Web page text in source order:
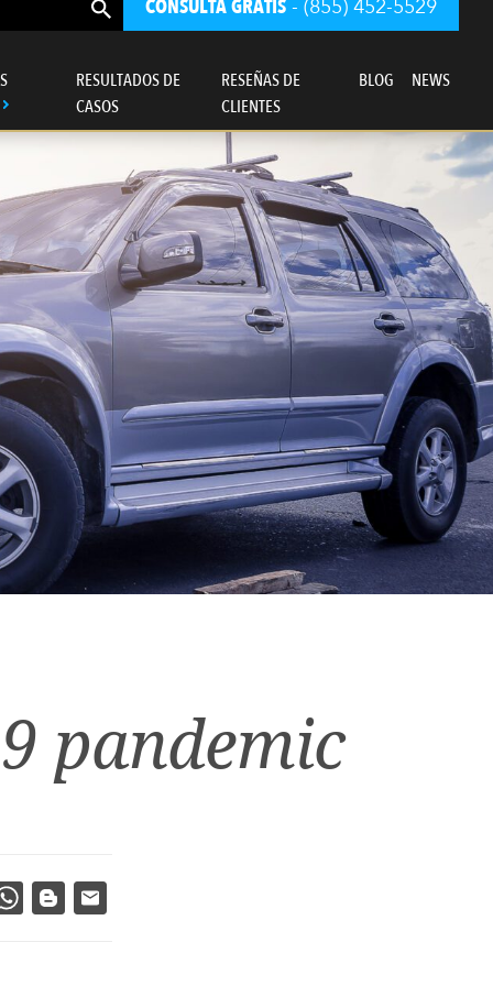
CONSULTA GRATIS - (855) 452-5529
es la justicia para nuestros clientes
...
lo que sea que eso signifique para ellos.
bufete de abogados se rige ante todo
por un sentido de justicia.
Una lesión cambia vidas...
aveces para siempre.
recursos legales y autoayuda
que han resultado lesionados.
RESULTADOS DE
CASOS
RESEÑAS DE
CLIENTES
BLOG NEWS
pandemic